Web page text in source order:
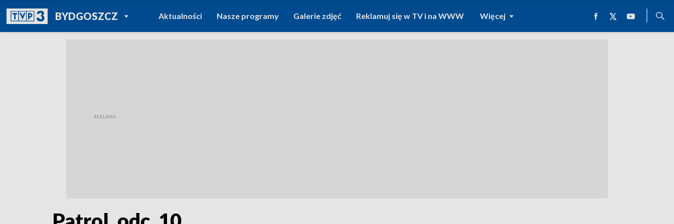
BYDGOSZCZPOWRÓT DO
TVP REGIONY
Aktualności Nasze programy Galerie zdjęć Reklamuj się w TV i na WWW Więcej